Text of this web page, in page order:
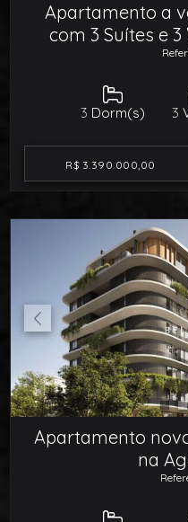
Apartamento a
com 3 Suítes e
3 Dorm(s) 3
R$ 3.390.000,00
Apartamento
na